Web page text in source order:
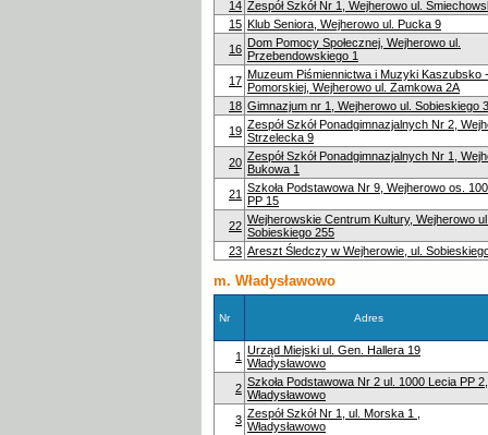
14 Zespół Szkół Nr 1, Wejherowo ul.
15 Klub Seniora, Wejherowo ul. Pucka 9
16 Dom Pomocy Społecznej, Wejherowo ul.
Przebendowskiego 1
17 Muzeum Piśmiennictwa i Muzyki Kaszubsko -
Pomorskiej, Wejherowo ul. Zamkowa 2A
18 Gimnazjum nr 1, Wejherowo ul. Sobieskiego
19 Zespół Szkół Ponadgimnazjalnych Nr 2,
Strzelecka 9
20 Zespół Szkół Ponadgimnazjalnych Nr 1,
Bukowa 1
21 Szkoła Podstawowa Nr 9, Wejherowo os.
PP 15
22 Wejherowskie Centrum Kultury, Wejherowo
Sobieskiego 255
23 Areszt Śledczy w Wejherowie, ul.
m. Władysławowo
Nr Adres
1
Urząd Miejski ul. Gen. Hallera 19
Władysławowo
2 Szkoła Podstawowa Nr 2 ul. 1000 Lecia PP 2,
Władysławowo
3 Zespół Szkół Nr 1, ul. Morska 1 ,
Władysławowo